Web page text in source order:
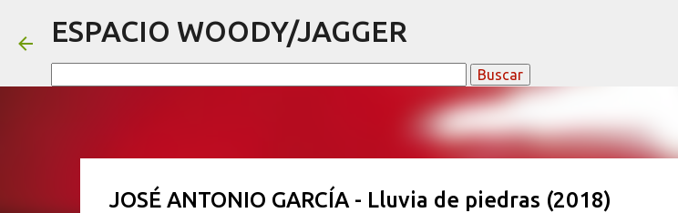
ESPACIO WOODY/JAGGER
JOSÉ ANTONIO GARCÍA - Lluvia de piedras (2018)